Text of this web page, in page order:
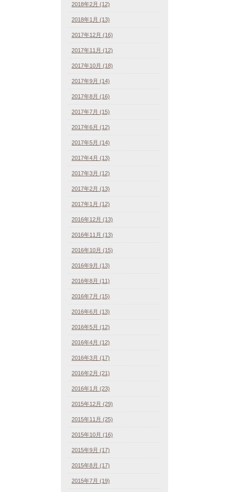
2018年2月 (12)
2018年1月 (13)
2017年12月 (16)
2017年11月 (12)
2017年10月 (18)
2017年9月 (14)
2017年8月 (16)
2017年7月 (15)
2017年6月 (12)
2017年5月 (14)
2017年4月 (13)
2017年3月 (12)
2017年2月 (13)
2017年1月 (12)
2016年12月 (13)
2016年11月 (13)
2016年10月 (15)
2016年9月 (13)
2016年8月 (11)
2016年7月 (15)
2016年6月 (13)
2016年5月 (12)
2016年4月 (12)
2016年3月 (17)
2016年2月 (21)
2016年1月 (23)
2015年12月 (29)
2015年11月 (25)
2015年10月 (16)
2015年9月 (17)
2015年8月 (17)
2015年7月 (19)